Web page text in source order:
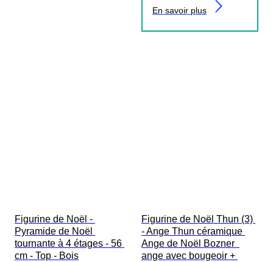
En savoir plus
Figurine de Noël -
Pyramide de Noël
tournante à 4 étages - 56
cm - Top - Bois
Figurine de Noël Thun (3)
- Ange Thun céramique
Ange de Noël Bozner
ange avec bougeoir +